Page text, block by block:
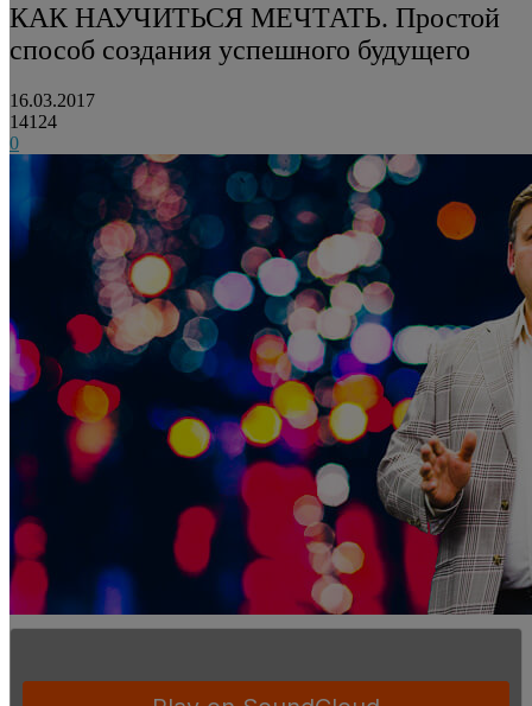
КАК НАУЧИТЬСЯ МЕЧТАТЬ. Простой
способ создания успешного будущего
16.03.2017
14124
0